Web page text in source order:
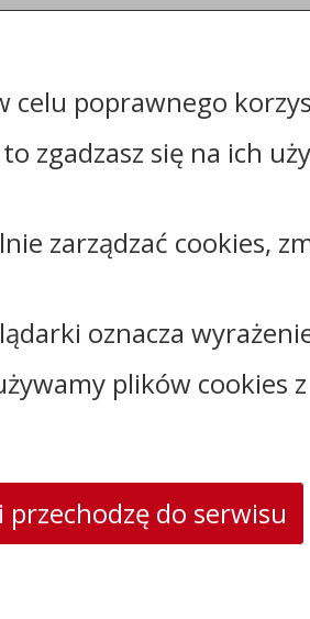
skrytka
celu poprawnego
zgadzasz się na ich
zarządzać cookies,
oznacza
plików cookies z
przechodzę do serwisu